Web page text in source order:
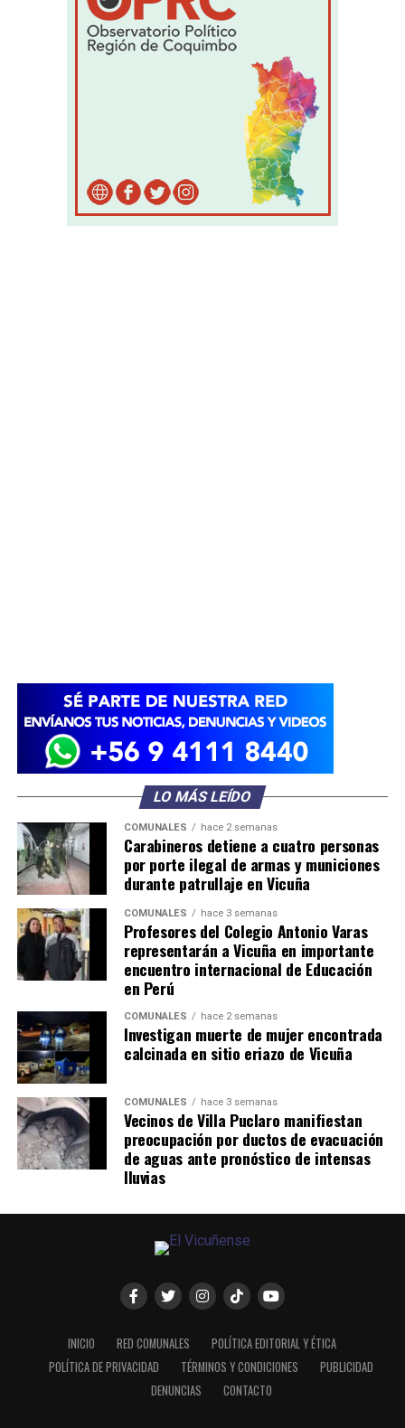
LO MÁS LEÍDO
COMUNALES hace 2 semanas
Carabineros detiene a cuatro personas
por porte ilegal de armas y municiones
durante patrullaje en Vicuña
COMUNALES hace 3 semanas
Profesores del Colegio Antonio Varas
representarán a Vicuña en importante
encuentro internacional de Educación
en Perú
COMUNALES hace 2 semanas
Investigan muerte de mujer encontrada
calcinada en sitio eriazo de Vicuña
COMUNALES hace 3 semanas
Vecinos de Villa Puclaro manifiestan
preocupación por ductos de evacuación
de aguas ante pronóstico de intensas
lluvias
INICIO RED COMUNALES
POLÍTICA EDITORIAL Y ÉTICA
POLÍTICA DE PRIVACIDAD
TÉRMINOS Y CONDICIONES
PUBLICIDAD
DENUNCIAS
CONTACTO